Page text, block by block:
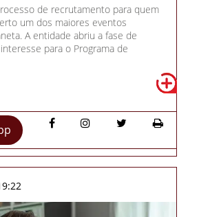
de recrutamento para quem
um dos maiores eventos
A entidade abriu a fase de
para o Programa de